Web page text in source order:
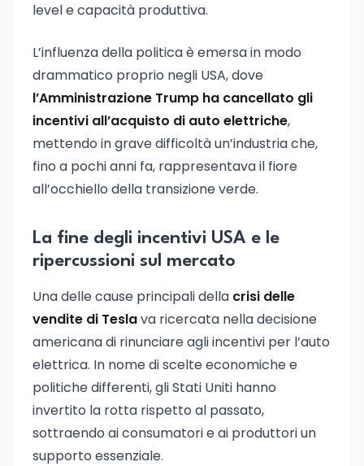
level e capacità produttiva.
L’influenza della politica è emersa in modo
drammatico proprio negli USA, dove
l’Amministrazione Trump ha cancellato gli
incentivi all’acquisto di auto elettriche,
mettendo in grave difficoltà un’industria che,
fino a pochi anni fa, rappresentava il fiore
all’occhiello della transizione verde.
La fine degli incentivi USA e le
ripercussioni sul mercato
Una delle cause principali della crisi delle
vendite di Teslava ricercata nella decisione
americana di rinunciare agli incentivi per l’auto
elettrica. In nome di scelte economiche e
politiche differenti, gli Stati Uniti hanno
invertito la rotta rispetto al passato,
sottraendo ai consumatori e ai produttori un
supporto essenziale.